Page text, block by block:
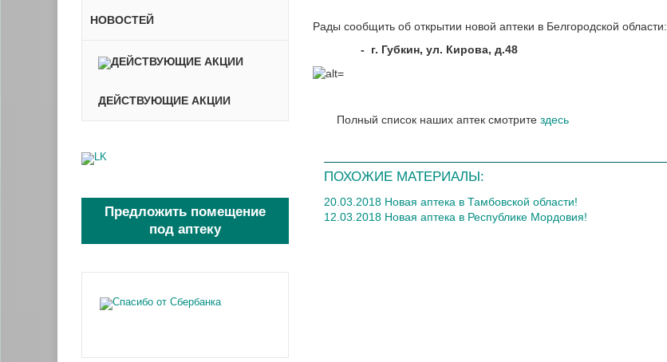
Рады сообщить об открытии новой аптеки в Белгородской области:
-
г. Губкин, ул. Кирова, д.48
Полный список наших аптек смотрите здесь
ПОХОЖИЕ МАТЕРИАЛЫ:
20.03.2018 Новая аптека в Тамбовской области!
12.03.2018 Новая аптека в Республике Мордовия!
НОВОСТЕЙ
ДЕЙСТВУЮЩИЕ АКЦИИ
Предложить помещение
под аптеку